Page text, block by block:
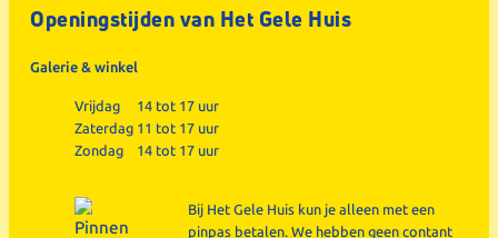
Openingstijden van Het Gele Huis
Galerie & winkel
Vrijdag
14 tot 17 uur
Zaterdag 11 tot 17 uur
Zondag
14 tot 17 uur
Bij Het Gele Huis kun je alleen met een
pinpas betalen. We hebben geen contant